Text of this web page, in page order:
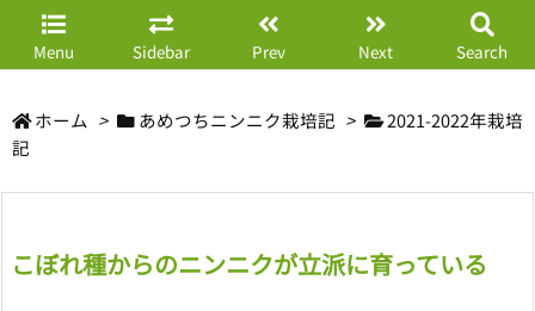
Menu Sidebar Prev Next Search
ホーム > あめつちニンニク栽培記 >
2021-2022年栽培
記
こぼれ種からのニンニクが立派に育っている